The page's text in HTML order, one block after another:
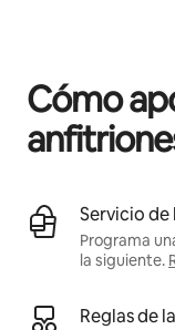
Cómo
Servicio de
Programa
la siguiente.
Reglas de